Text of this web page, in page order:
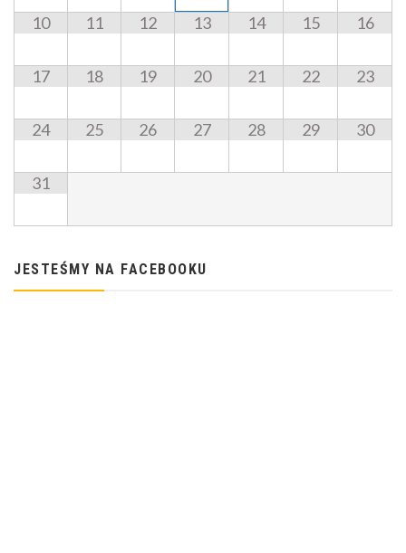
10 11 12 13 14 15 16
17 18 19 20 21 22 23
24 25 26 27 28 29 30
31
JESTEŚMY NA FACEBOOKU